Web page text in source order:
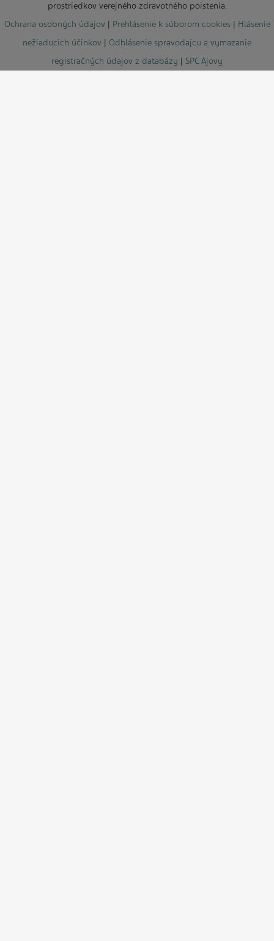
prostriedkov verejného zdravotného poistenia.
Ochrana osobných údajov| Prehlásenie k súborom cookies| Hlásenie
nežiaducich účinkov | Odhlásenie spravodajcu a vymazanie
registračných údajov z databázy | SPC Ajovy